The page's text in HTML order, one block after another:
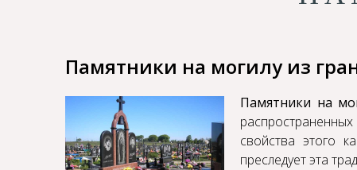
Памятники на могилу из
Памятники на
свойства этого
преследует эта